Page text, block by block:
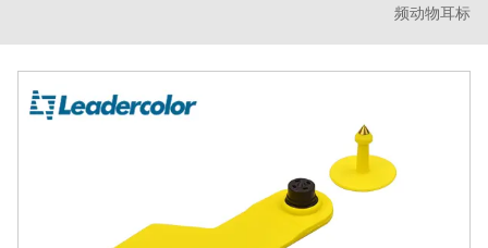
频动物耳标